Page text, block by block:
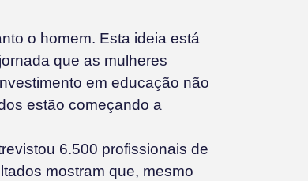
o homem. Esta ideia está
que as mulheres
em educação não
estão começando a
6.500 profissionais de
mostram que, mesmo